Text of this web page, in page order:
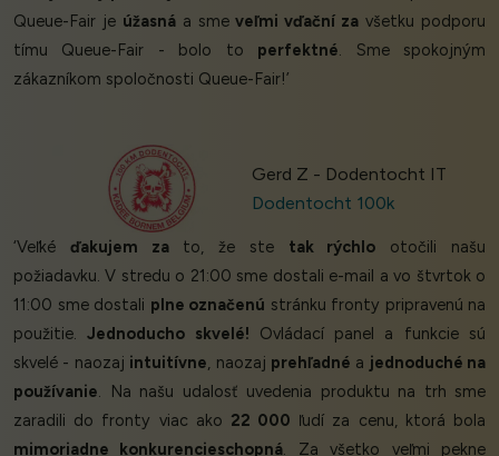
Queue-Fair je úžasnáa smeveľmi vďační za všetku podporu
tímu Queue-Fair - bolo to perfektné. Sme spokojným
zákazníkom spoločnosti Queue-Fair!’
Gerd Z - Dodentocht IT
Dodentocht 100k
‘Veľké ďakujem zato, že ste tak rýchlo otočili našu
požiadavku. V stredu o 21:00 sme dostali e-mail a vo štvrtok o
11:00 sme dostali plne označenú stránku fronty pripravenú na
použitie.Jednoducho skvelé! Ovládací panel a funkcie sú
skvelé - naozaj intuitívne, naozaj prehľadné a jednoduché na
používanie. Na našu udalosť uvedenia produktu na trh sme
zaradili do fronty viac ako 22 000 ľudí za cenu, ktorá bola
mimoriadne konkurencieschopná. Za všetko veľmi pekne